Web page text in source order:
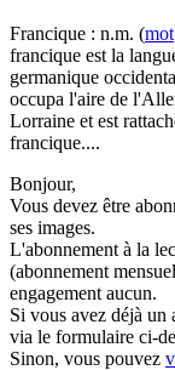
Francique : n.m. (mot
francique est la
germanique
occupa l'aire de
Lorraine et est
francique....
Bonjour,
Vous devez être
ses images.
L'abonnement à la
(abonnement
engagement aucun.
Si vous avez déjà un
via le formulaire ci-
Sinon, vous pouvez